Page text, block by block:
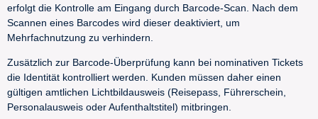
erfolgt die Kontrolle am Eingang durch Barcode-Scan. Nach dem
Scannen eines Barcodes wird dieser deaktiviert, um
Mehrfachnutzung zu verhindern.
Zusätzlich zur Barcode-Überprüfung kann bei nominativen Tickets
die Identität kontrolliert werden. Kunden müssen daher einen
gültigen amtlichen Lichtbildausweis (Reisepass, Führerschein,
Personalausweis oder Aufenthaltstitel) mitbringen.